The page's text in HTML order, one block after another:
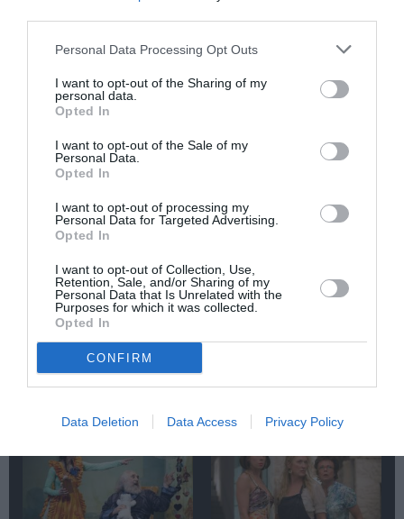
Personal Data Processing Opt Outs
I want to opt-out of the Sharing of my
personal data.
Opted In
I want to opt-out of the Sale of my
Personal Data.
Opted In
I want to opt-out of processing my
Personal Data for Targeted Advertising.
Opted In
I want to opt-out of Collection, Use,
Retention, Sale, and/or Sharing of my
Personal Data that Is Unrelated with the
Purposes for which it was collected.
Opted In
CONFIRM
Data Deletion Data Access Privacy Policy
Tags
ΣΙΝΕΜΑ
Newsletter
Κάθε βδομάδα στο e-mail σας τα τελευταία νέα για
την Τέχνη και τον Πολιτισμό!
Ακολουθήστε το Culturenow.gr